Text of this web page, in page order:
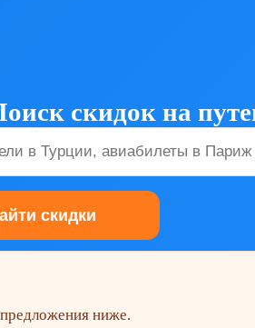
скидок на
ниже.